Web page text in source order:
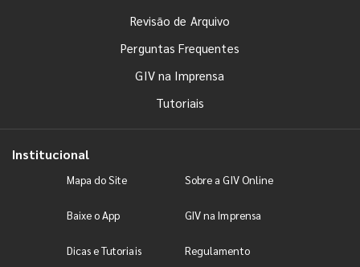
Revisão de Arquivo
Perguntas Frequentes
GIV na Imprensa
Tutoriais
Institucional
Mapa do Site Sobre a GIV Online
Baixe o App GIV na Imprensa
Dicas e Tutoriais Regulamento